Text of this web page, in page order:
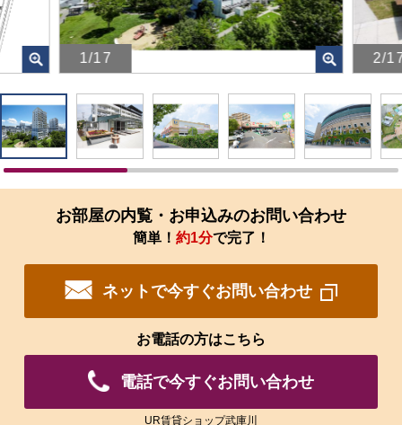
1/17
画
を
ク
リ
す
拡
大
さ
2/
画
像
を
ク
リ
拡
お部屋の内覧・お申込みのお問い合わせ
簡単！ 約1分で完了！
ネットで今すぐお問い合わせ
お電話の方はこちら
電話で今すぐお問い合わせ
UR賃貸ショップ武庫川